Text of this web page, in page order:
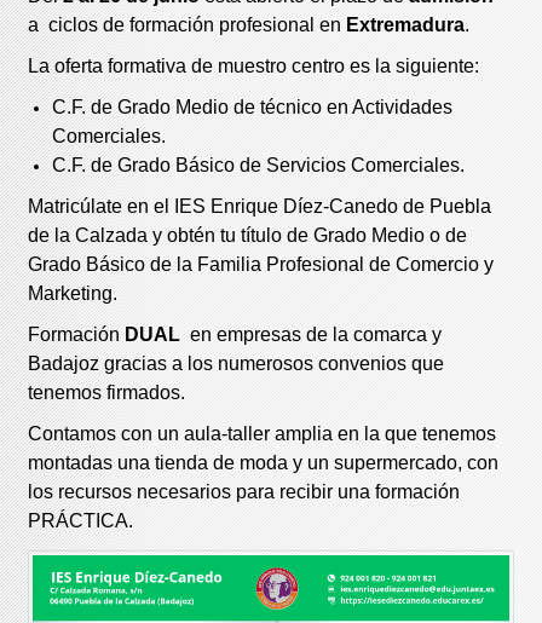
a ciclos de formación profesional en Extremadura.
La oferta formativa de muestro centro es la siguiente:
C.F. de Grado Medio de técnico en Actividades
Comerciales.
C.F. de Grado Básico de Servicios Comerciales.
Matricúlate en el IES Enrique Díez-Canedo de Puebla
de la Calzada y obtén tu título de Grado Medio o de
Grado Básico de la Familia Profesional de Comercio y
Marketing.
Formación DUAL en empresas de la comarca y
Badajoz gracias a los numerosos convenios que
tenemos firmados.
Contamos con un aula-taller amplia en la que tenemos
montadas una tienda de moda y un supermercado, con
los recursos necesarios para recibir una formación
PRÁCTICA.